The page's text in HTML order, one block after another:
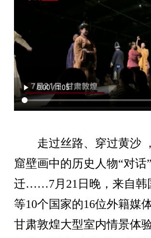
走过丝路、穿过黄沙
窟壁画中的历史人物“对话
迁……7月21日晚，来自韩
等10个国家的16位外籍媒
甘肃敦煌大型室内情景体